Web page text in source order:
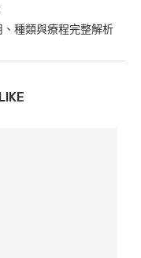
種類與療程完整解析